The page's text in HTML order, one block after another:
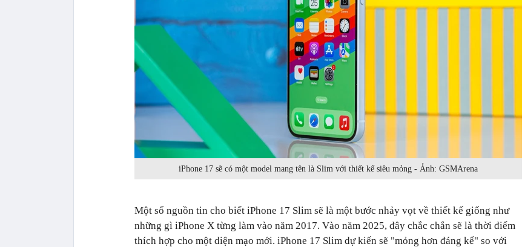
iPhone 17 sẽ có một model mang tên là Slim với thiết kế siêu mỏng - Ảnh: GSMArena
Một số nguồn tin cho biết iPhone 17 Slim sẽ là một bước nhảy vọt về thiết kế giống như
những gì iPhone X từng làm vào năm 2017. Vào năm 2025, đây chắc chắn sẽ là thời điểm
thích hợp cho một diện mạo mới. iPhone 17 Slim dự kiến sẽ "mỏng hơn đáng kể" so với